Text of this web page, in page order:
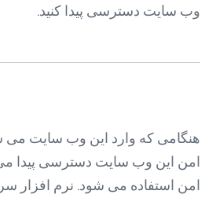
وب سایت دسترسی پیدا کنید.
هنگامی که وارد این وب سایت می
امن این وب سایت دسترسی پیدا
امن استفاده می شود. نرم افزار